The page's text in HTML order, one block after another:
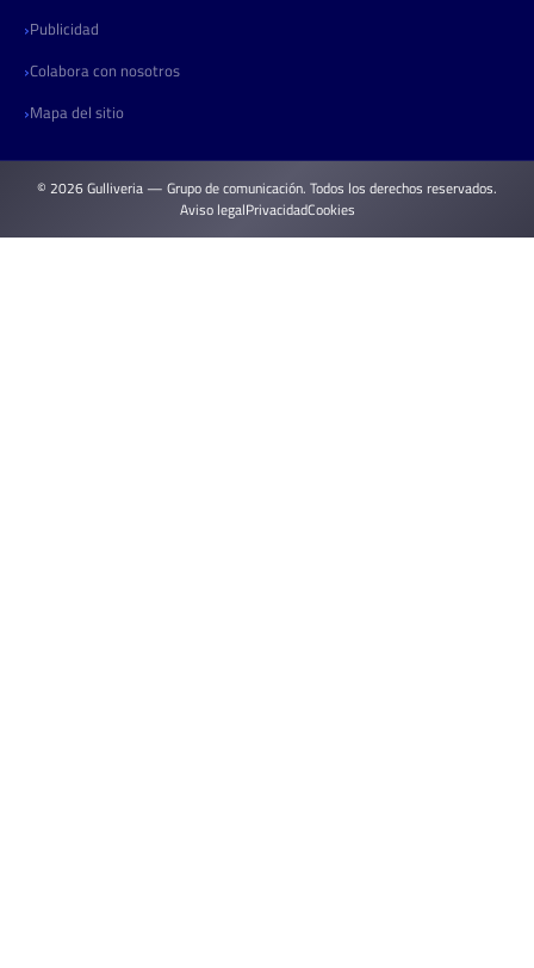
Publicidad
Colabora con nosotros
Mapa del sitio
© 2026 Gulliveria — Grupo de comunicación. Todos los derechos reservados.
Aviso legalPrivacidadCookies